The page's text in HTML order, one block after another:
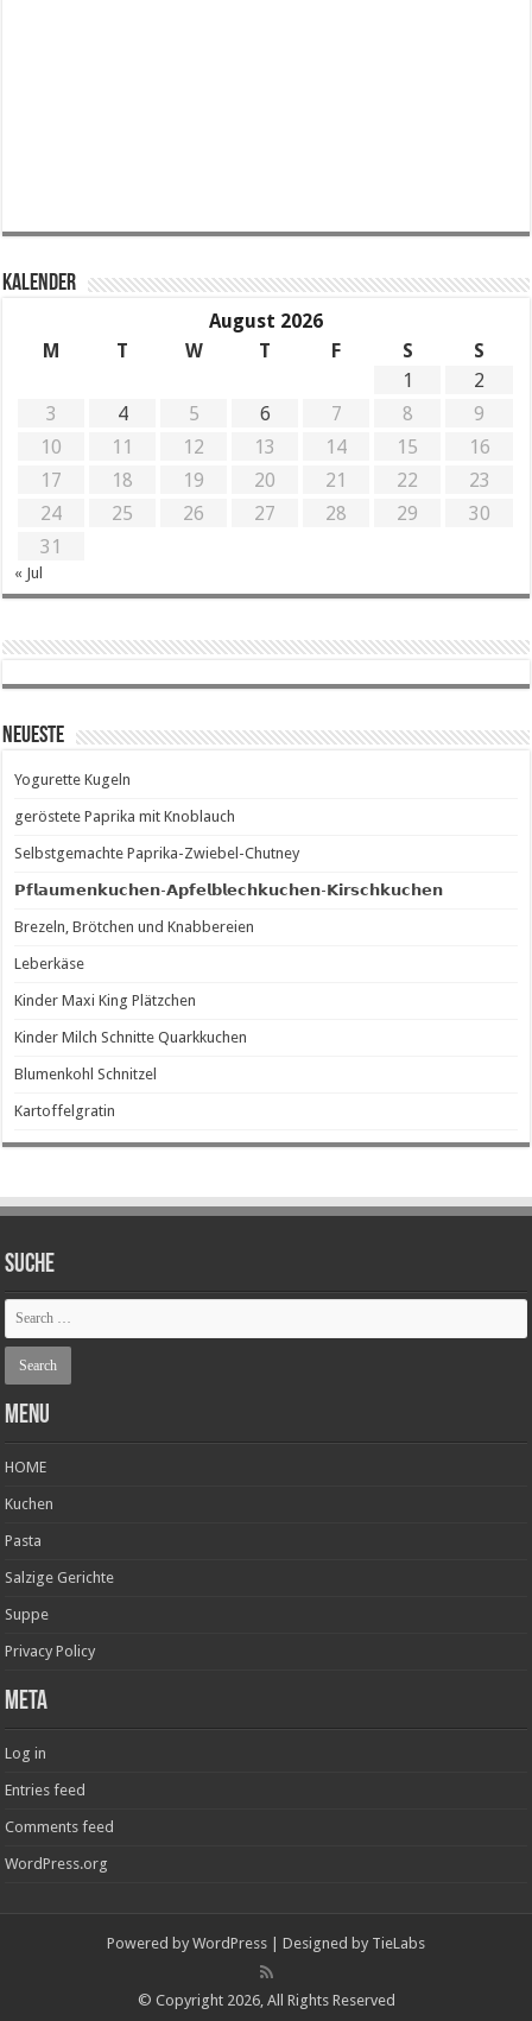
KALENDER
August 2026
M
T W T F S
S
1
2
3
4 5 6 7 8
9
10
11 12 13 14 15
16
17
18 19 20 21 22
23
24
25 26 27 28 29
30
31
« Jul
Neueste
Yogurette Kugeln
geröstete Paprika mit Knoblauch
Selbstgemachte Paprika-Zwiebel-Chutney
𝗣𝗳𝗹𝗮𝘂𝗺𝗲𝗻𝗸𝘂𝗰𝗵𝗲𝗻-𝗔𝗽𝗳𝗲𝗹𝗯𝗹𝗲𝗰𝗵𝗸𝘂𝗰𝗵𝗲𝗻-𝗞𝗶𝗿𝘀𝗰𝗵𝗸𝘂𝗰𝗵𝗲𝗻
Brezeln, Brötchen und Knabbereien
Leberkäse
Kinder Maxi King Plätzchen
Kinder Milch Schnitte Quarkkuchen
Blumenkohl Schnitzel
Kartoffelgratin
SUCHE
Menu
HOME
Kuchen
Pasta
Salzige Gerichte
Suppe
Privacy Policy
Meta
Log in
Entries feed
Comments feed
WordPress.org
Powered by WordPress | Designed by TieLabs
© Copyright 2026, All Rights Reserved